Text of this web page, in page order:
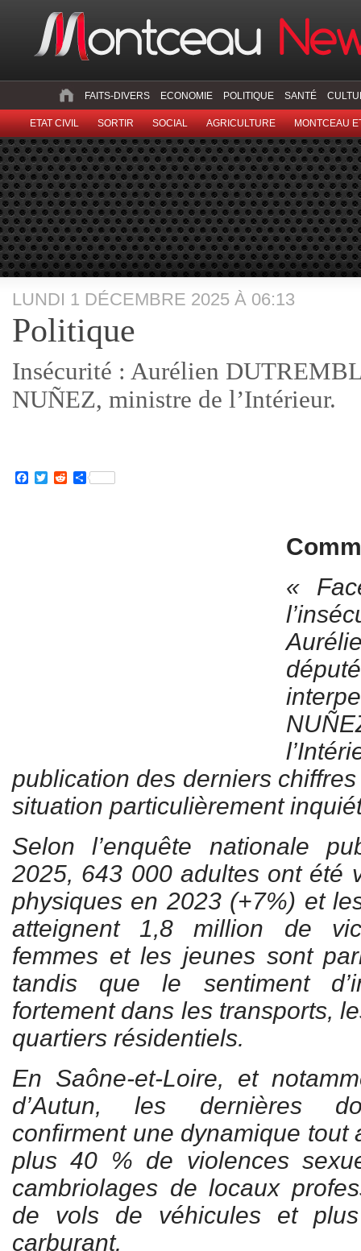
FAITS-DIVERS ECONOMIE POLITIQUE SANTÉ
ETAT CIVIL SORTIR SOCIAL AGRICULTURE MONTCEAU
LUNDI 1 DÉCEMBRE 2025 À 06:13
Politique
Insécurité : Aurélien
NUÑEZ, ministre de l’Intérieur.
Facebook
TwitterRedditPartager
«
publication des derniers
situation particulièrement
Selon l’enquête nationale
2025, 643 000 adultes ont été
physiques en 2023 (+7%) et
atteignent 1,8 million de
femmes et les jeunes sont
tandis que le sentiment
fortement dans les transports,
quartiers résidentiels.
En Saône-et-Loire, et
d’Autun, les dernières
confirment une dynamique tout
plus 40 % de violences
cambriolages de locaux
de vols de véhicules et
carburant.